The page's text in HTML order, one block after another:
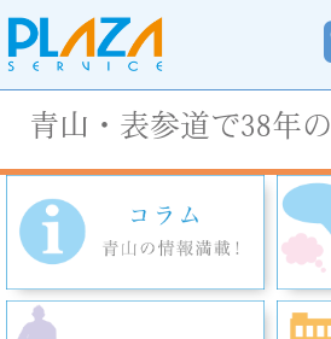
青山・表参道で38年